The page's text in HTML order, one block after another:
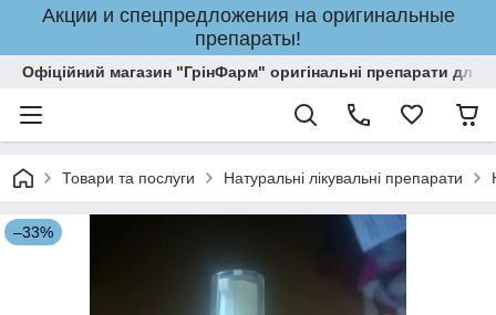
Акции и спецпредложения на оригинальные
препараты!
Офіційний магазин "ГрінФарм" оригінальні препарати для
Товари та послуги Натуральні лікувальні препарати
–33%